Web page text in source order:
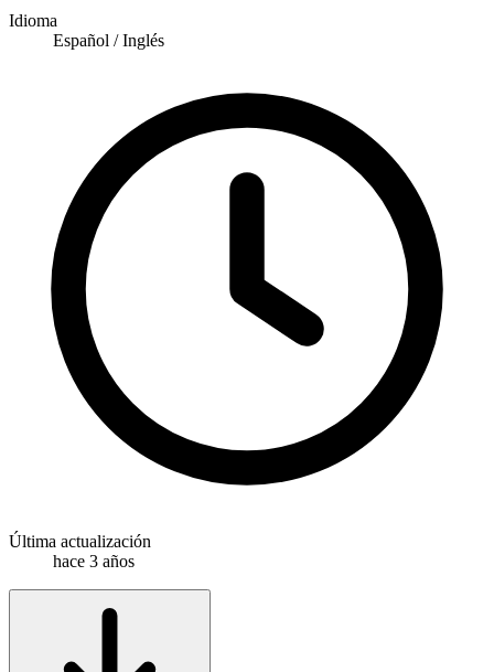
Idioma
Español / Inglés
Última actualización
hace 3 años